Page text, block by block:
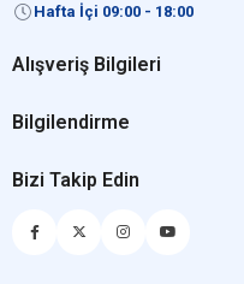
Hafta İçi 09:00 - 18:00
Alışveriş Bilgileri
Bilgilendirme
Bizi Takip Edin